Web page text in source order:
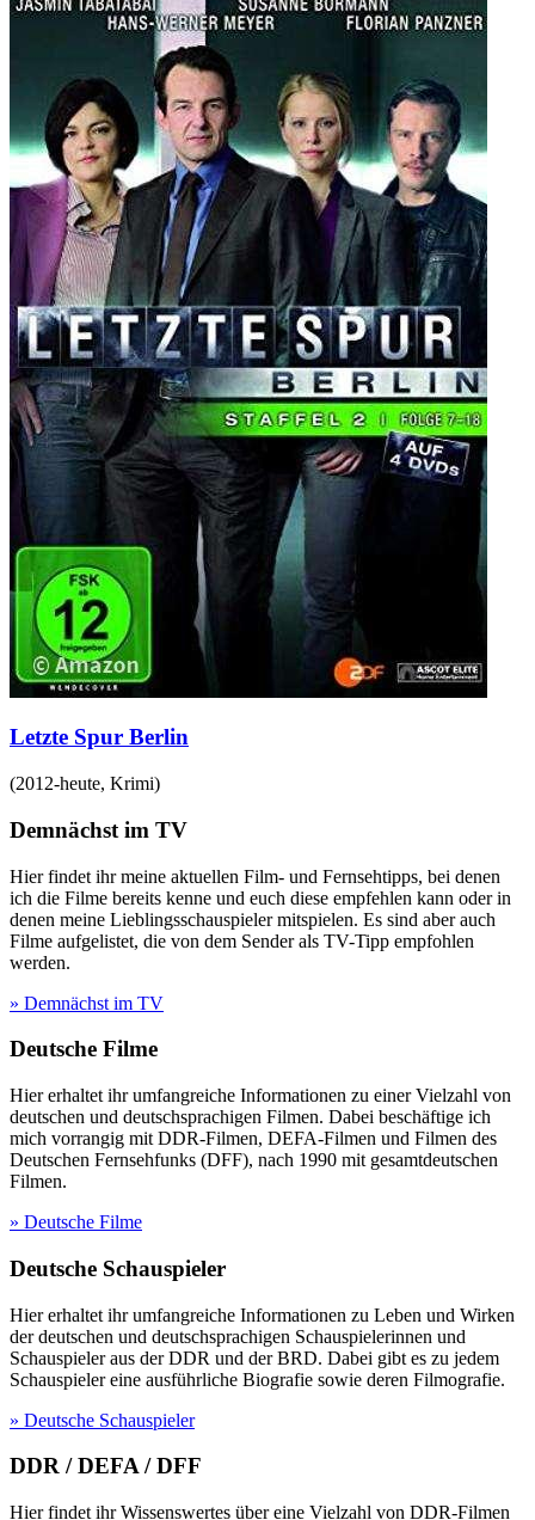
Letzte Spur Berlin
(2012-heute, Krimi)
Demnächst im TV
Hier findet ihr meine aktuellen Film- und Fernsehtipps, bei denen
ich die Filme bereits kenne und euch diese empfehlen kann oder in
denen meine Lieblingsschauspieler mitspielen. Es sind aber auch
Filme aufgelistet, die von dem Sender als TV-Tipp empfohlen
werden.
» Demnächst im TV
Deutsche Filme
Hier erhaltet ihr umfangreiche Informationen zu einer Vielzahl von
deutschen und deutschsprachigen Filmen. Dabei beschäftige ich
mich vorrangig mit DDR-Filmen, DEFA-Filmen und Filmen des
Deutschen Fernsehfunks (DFF), nach 1990 mit gesamtdeutschen
Filmen.
» Deutsche Filme
Deutsche Schauspieler
Hier erhaltet ihr umfangreiche Informationen zu Leben und Wirken
der deutschen und deutschsprachigen Schauspielerinnen und
Schauspieler aus der DDR und der BRD. Dabei gibt es zu jedem
Schauspieler eine ausführliche Biografie sowie deren Filmografie.
» Deutsche Schauspieler
DDR / DEFA / DFF
Hier findet ihr Wissenswertes über eine Vielzahl von DDR-Filmen